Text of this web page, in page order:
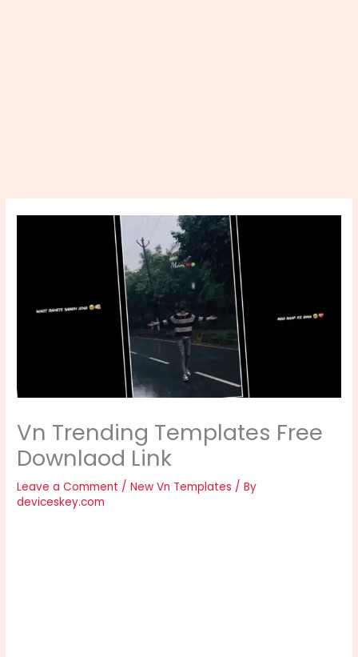
Vn Trending Templates Free
Downlaod Link
Leave a Comment /New Vn Templates / By
deviceskey.com